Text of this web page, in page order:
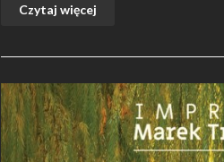
Czytaj więcej